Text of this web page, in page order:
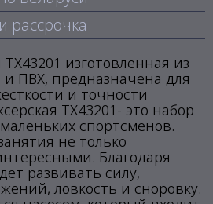
рассрочка
TX43201 изготовленная из
и ПВХ, предназначена для
и точности
TX43201- это набор
спортсменов.
не только
Благодаря
развивать силу,
ловкость и сноровку.